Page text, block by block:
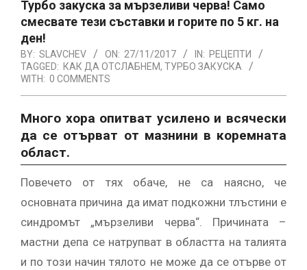
Турбо закуска за мързеливи черва! Само
смесвате тези съставки и горите по 5 кг. на
ден!
BY: SLAVCHEV ON: 27/11/2017 IN: РЕЦЕПТИ
TAGGED: КАК ДА ОТСЛАБНЕМ, ТУРБО ЗАКУСКА
WITH: 0 COMMENTS
Много хора опитват усилено и всячески
да се отърват от мазнини в коремната
област.
Повечето от тях обаче, не са наясно, че
основната причина да имат подкожни тлъстини е
синдромът „мързеливи черва“. Причината –
мастни депа се натрупват в областта на талията
и по този начин тялото не може да се отърве от